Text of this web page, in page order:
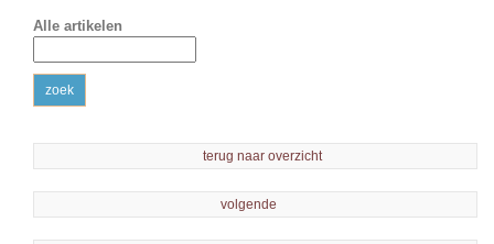
Alle artikelen
zoek
terug naar overzicht
volgende